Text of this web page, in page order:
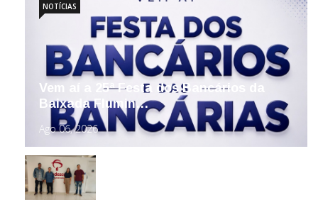
Vem aí a 25ª Festa dos Bancários da
Baixada Flumin…
Ago 06, 2026
NOTÍCIAS